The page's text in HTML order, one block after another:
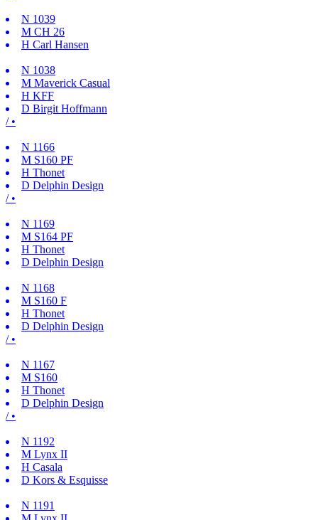
N 1039
M CH 26
H Carl Hansen
N 1038
M Maverick Casual
H KFF
D Birgit Hoffmann
/ •
N 1166
M S160 PF
H Thonet
D Delphin Design
/ •
N 1169
M S164 PF
H Thonet
D Delphin Design
N 1168
M S160 F
H Thonet
D Delphin Design
/ •
N 1167
M S160
H Thonet
D Delphin Design
/ •
N 1192
M Lynx II
H Casala
D Kors & Esquisse
N 1191